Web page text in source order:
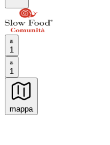
1
1
mappa
Esperienze culinarie